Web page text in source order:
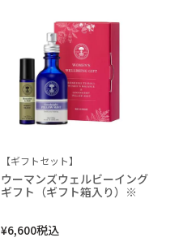
【ギフトセット】
ウーマンズウェルビーイング
ギフト（ギフト箱入り）※
¥6,600税込